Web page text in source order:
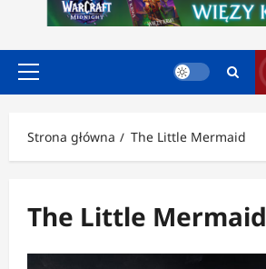
Menu
Strona główna The Little Mermaid
The Little Mermaid